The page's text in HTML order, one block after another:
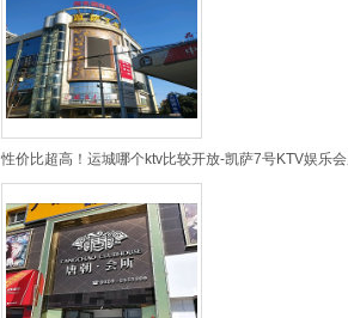
性价比超高！运城哪个ktv比较开放-凯萨7号KTV娱乐